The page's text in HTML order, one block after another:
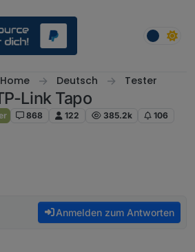
Deutsch Tester
Link Tapo
868 122 385.2k 106
Anmelden zum Antworten